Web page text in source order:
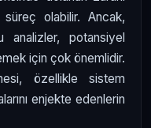
olabilir. Ancak,
analizler, potansiyel
için çok önemlidir.
özellikle sistem
enjekte edenlerin